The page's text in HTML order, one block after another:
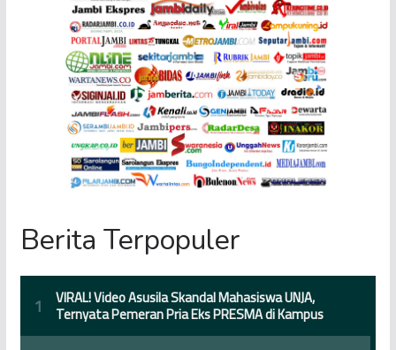
Berita Terpopuler